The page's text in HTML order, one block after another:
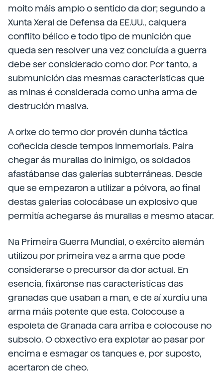
moito máis amplo o sentido da dor; segundo a
Xunta Xeral de Defensa da EE.UU., calquera
conflito bélico e todo tipo de munición que
queda sen resolver una vez concluída a guerra
debe ser considerado como dor. Por tanto, a
submunición das mesmas características que
as minas é considerada como unha arma de
destrución masiva.
A orixe do termo dor provén dunha táctica
coñecida desde tempos inmemoriais. Paira
chegar ás murallas do inimigo, os soldados
afastábanse das galerías subterráneas. Desde
que se empezaron a utilizar a pólvora, ao final
destas galerías colocábase un explosivo que
permitía achegarse ás murallas e mesmo atacar.
Na Primeira Guerra Mundial, o exército alemán
utilizou por primeira vez a arma que pode
considerarse o precursor da dor actual. En
esencia, fixáronse nas características das
granadas que usaban a man, e de aí xurdiu una
arma máis potente que esta. Colocouse a
espoleta de Granada cara arriba e colocouse no
subsolo. O obxectivo era explotar ao pasar por
encima e esmagar os tanques e, por suposto,
acertaron de cheo.